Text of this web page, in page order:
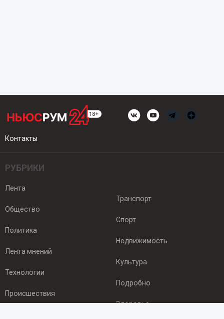
Контакты
РУБРИКИ
Лента
Общество
Политика
Лента мнений
Технологии
Происшествия
Транспорт
Спорт
Недвижимость
Культура
Подробно
Здоровье